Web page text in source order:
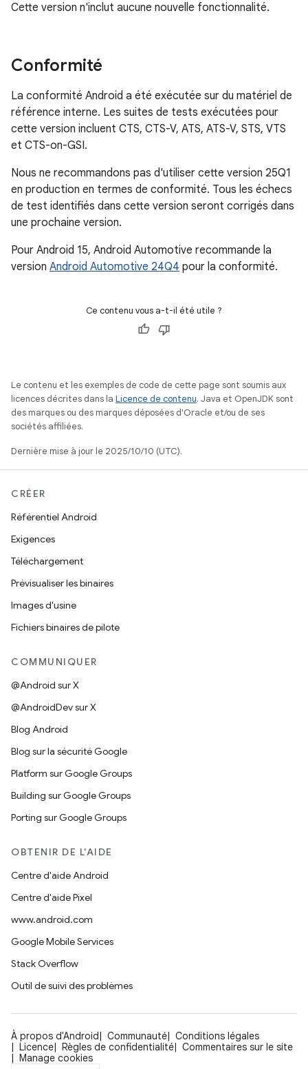
Cette version n'inclut aucune nouvelle fonctionnalité.
Conformité
La conformité Android a été exécutée sur du matériel de
référence interne. Les suites de tests exécutées pour
cette version incluent CTS, CTS-V, ATS, ATS-V, STS, VTS
et CTS-on-GSI.
Nous ne recommandons pas d'utiliser cette version 25Q1
en production en termes de conformité. Tous les échecs
de test identifiés dans cette version seront corrigés dans
une prochaine version.
Pour Android 15, Android Automotive recommande la
version Android Automotive 24Q4 pour la conformité.
Ce contenu vous a-t-il été utile ?
Le contenu et les exemples de code de cette page sont soumis aux
licences décrites dans la Licence de contenu. Java et OpenJDK sont
des marques ou des marques déposées d'Oracle et/ou de ses
sociétés affiliées.
Dernière mise à jour le 2025/10/10 (UTC).
CRÉER
Référentiel Android
Exigences
Téléchargement
Prévisualiser les binaires
Images d'usine
Fichiers binaires de pilote
COMMUNIQUER
@Android sur X
@AndroidDev sur X
Blog Android
Blog sur la sécurité Google
Platform sur Google Groups
Building sur Google Groups
Porting sur Google Groups
OBTENIR DE L'AIDE
Centre d'aide Android
Centre d'aide Pixel
www.android.com
Google Mobile Services
Stack Overflow
Outil de suivi des problèmes
À propos d'Android Communauté
Conditions légales
Licence
Règles de confidentialité
Commentaires sur le site
Manage cookies